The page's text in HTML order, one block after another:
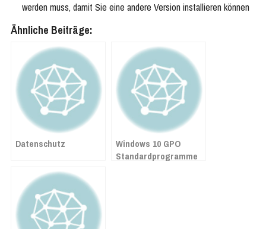
werden muss, damit Sie eine andere Version installieren können
Ähnliche Beiträge:
Datenschutz
Windows 10 GPO
Standardprogramme